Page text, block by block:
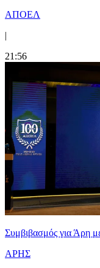
ΑΠΟΕΛ
|
21:56
Συμβιβασμός για Άρη
ΑΡΗΣ